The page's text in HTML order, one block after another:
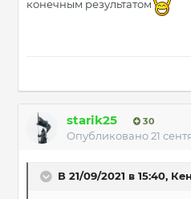
конечным результатом
starik25 30
Опубликовано21
В 21/09/2021 в 15:40,